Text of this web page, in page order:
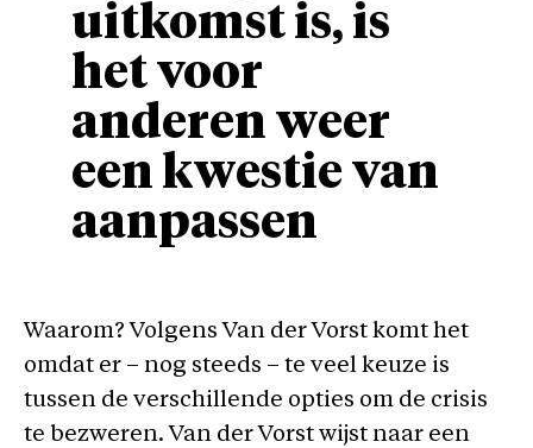
uitkomst is, is
het voor
anderen weer
een kwestie van
aanpassen
Waarom? Volgens Van der Vorst komt het
omdat er – nog steeds – te veel keuze is
tussen de verschillende opties om de crisis
te bezweren. Van der Vorst wijst naar een